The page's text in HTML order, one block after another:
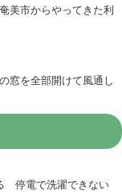
美市からやってきた利
窓を全部開けて風通し
停電で洗濯できない